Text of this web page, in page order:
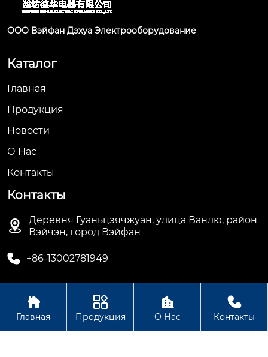
ООО Вэйфан Дэхуа Электрооборудование
Каталог
Главная
Продукция
Новости
О Hас
Контакты
Контакты

Деревня Гуаньцзячжуан, улица Ванлю, район
Вэйчэн, город Вэйфан
 +86-13002781949
Авторское право© ООО Вэйфан Дэхуа
Электрооборудование

Главная

Продукция

О Нас

Контакты